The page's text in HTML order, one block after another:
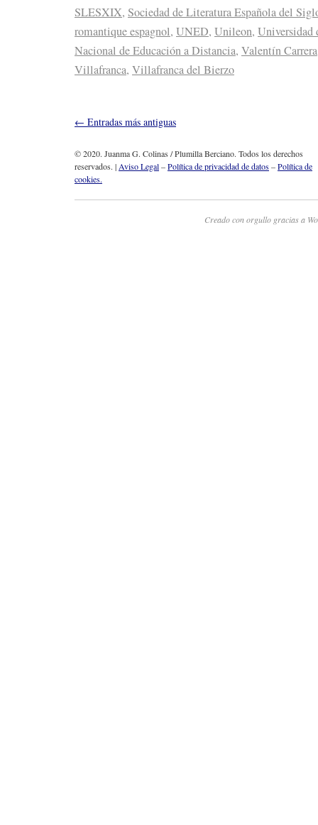
SLESXIX, Sociedad de Literatura Española del
romantique espagnol, UNED, Unileon, Universidad
Nacional de Educación a Distancia, Valentín Carrera
Villafranca, Villafranca del Bierzo
← Entradas más antiguas
© 2020. Juanma G. Colinas / Plumilla Berciano. Todos los derechos
reservados. | Aviso Legal–Política de privacidad de datos–Política de
cookies.
Creado con orgullo gracias a